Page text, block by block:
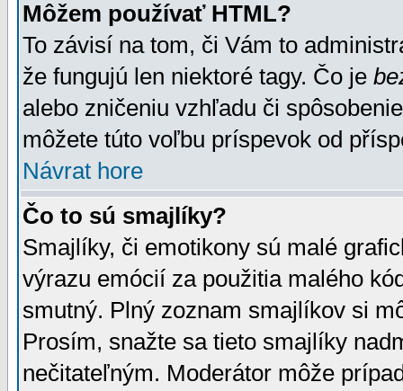
Môžem používať HTML?
To závisí na tom, či Vám to
že fungujú len niektoré tagy. Čo je
alebo zničeniu vzhľadu či
môžete túto voľbu príspevok od
Návrat hore
Čo to sú smajlíky?
Smajlíky, či emotikony sú malé
výrazu emócií za použitia malého
smutný. Plný zoznam smajlíkov si
Prosím, snažte sa tieto smajlíky
nečitateľným. Moderátor môže